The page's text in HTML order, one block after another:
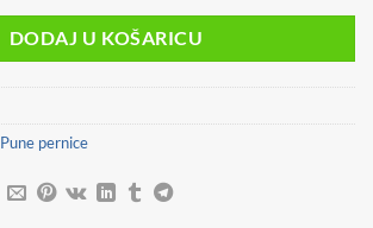
DODAJ U KOŠARICU
Pune pernice